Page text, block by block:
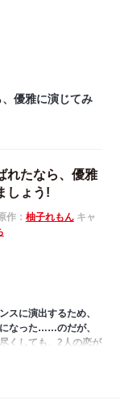
優雅に演じてみ
れたなら、優雅
しょう!
作： 柚子れもんキャ
スに演出するため、
なった……のだが、
くしても、2人の恋が
大人気爆笑ラブコメ